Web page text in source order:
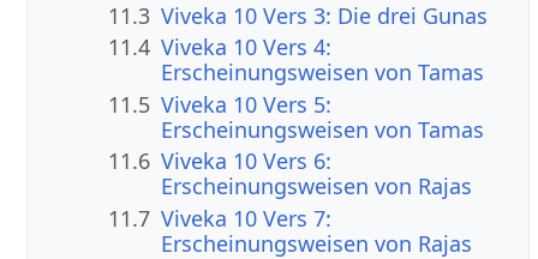
11.3 Viveka 10 Vers 3: Die drei Gunas
11.4 Viveka 10 Vers 4:
Erscheinungsweisen von Tamas
11.5 Viveka 10 Vers 5:
Erscheinungsweisen von Tamas
11.6 Viveka 10 Vers 6:
Erscheinungsweisen von Rajas
11.7 Viveka 10 Vers 7:
Erscheinungsweisen von Rajas